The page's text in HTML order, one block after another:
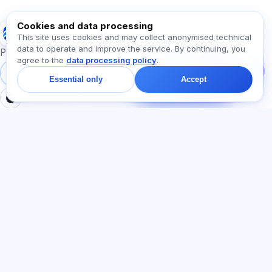
Exalify
Preparation for international language exams
Sign in
Message us!
Ask about plans,
exams, or where to
start — we reply in chat
within a minute.
Cookies and data processing
This site uses cookies and may collect anonymised technical
data to operate and improve the service. By continuing, you
agree to the data processing policy.
Essential only Accept